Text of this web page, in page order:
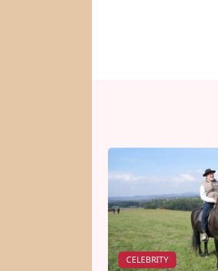
CELEBRITY